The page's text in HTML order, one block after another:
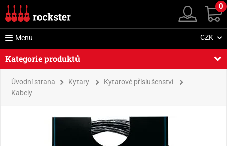
0
Menu CZK
Kategorie produktů
Úvodní strana Kytary
Kytarové příslušenství
Kabely